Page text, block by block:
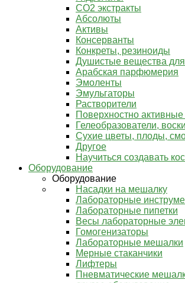
СО2 экстракты
Абсолюты
Активы
Консерванты
Конкреты, резиноиды
Душистые вещества
Арабская парфюмерия
Эмоленты
Эмульгаторы
Растворители
Поверхностно
Гелеобразователи,
Сухие цветы, плоды,
Другое
Научиться создавать
Оборудование
Оборудование
Насадки на мешалку
Лабораторные
Лабораторные пипетки
Весы лабораторные
Гомогенизаторы
Лабораторные мешалки
Мерные стаканчики
Лифтеры
Пневматические